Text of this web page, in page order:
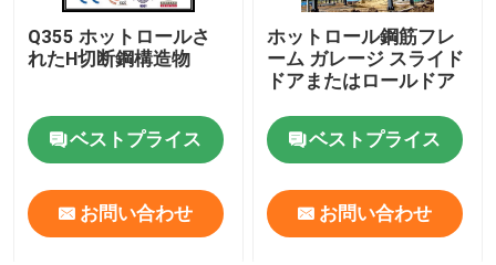
Q355 ホットロールさ
れたH切断鋼構造物
ベストプライス
お問い合わせ
ホットロール鋼筋フレ
ーム ガレージ スライド
ドアまたはロールドア
ベストプライス
お問い合わせ